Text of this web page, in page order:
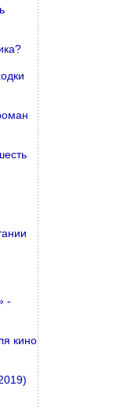
-
кино